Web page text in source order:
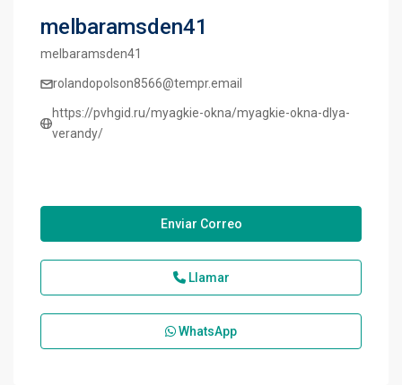
melbaramsden41
melbaramsden41
rolandopolson8566@tempr.email
https://pvhgid.ru/myagkie-okna/myagkie-okna-dlya-
verandy/
Enviar Correo
Llamar
WhatsApp